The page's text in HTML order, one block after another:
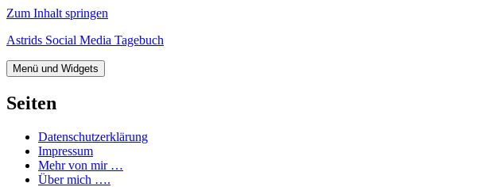
Zum Inhalt springen
Astrids Social Media Tagebuch
Menü und Widgets
Seiten
Datenschutzerklärung
Impressum
Mehr von mir …
Über mich ….